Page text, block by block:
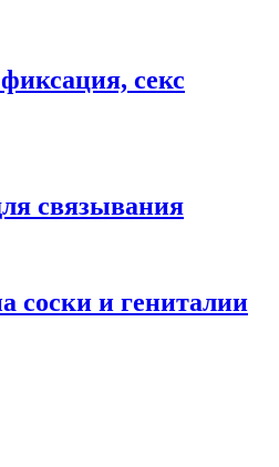
секс
связывания
соски и гениталии